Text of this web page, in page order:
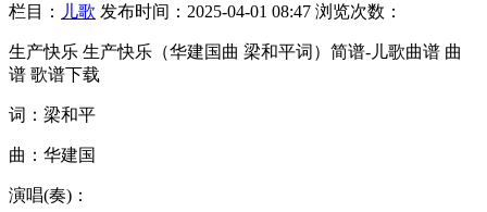
栏目： 儿歌 发布时间：2025-04-01 08:47 浏览次数：
生产快乐 生产快乐（华建国曲 梁和平词）简谱-儿歌曲谱 曲
谱 歌谱下载
词：梁和平
曲：华建国
演唱(奏)：